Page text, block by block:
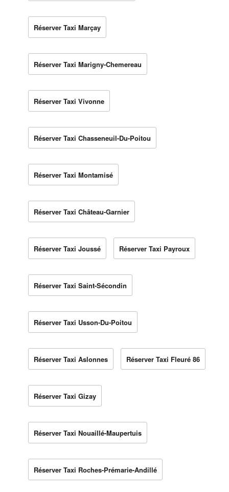
Réserver Taxi Marçay
Réserver Taxi Marigny-Chemereau
Réserver Taxi Vivonne
Réserver Taxi Chasseneuil-Du-Poitou
Réserver Taxi Montamisé
Réserver Taxi Château-Garnier
Réserver Taxi Joussé Réserver Taxi Payroux
Réserver Taxi Saint-Sécondin
Réserver Taxi Usson-Du-Poitou
Réserver Taxi Aslonnes Réserver Taxi Fleuré 86
Réserver Taxi Gizay
Réserver Taxi Nouaillé-Maupertuis
Réserver Taxi Roches-Prémarie-Andillé